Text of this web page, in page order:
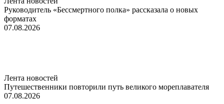
Руководитель «Бессмертного полка» рассказала о новых
форматах
07.08.2026
Лента новостей
Путешественники повторили путь великого мореплавателя
07.08.2026